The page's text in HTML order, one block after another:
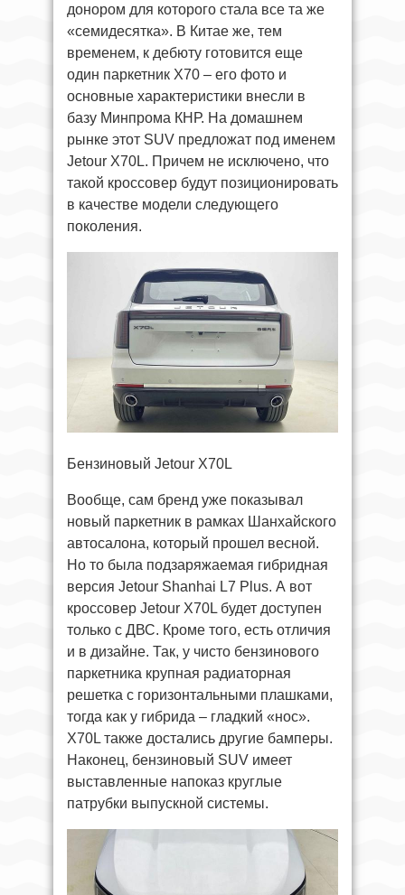
донором для которого стала все та же
«семидесятка». В Китае же, тем
временем, к дебюту готовится еще
один паркетник X70 – его фото и
основные характеристики внесли в
базу Минпрома КНР. На домашнем
рынке этот SUV предложат под именем
Jetour X70L. Причем не исключено, что
такой кроссовер будут позиционировать
в качестве модели следующего
поколения.
Бензиновый Jetour X70L
Вообще, сам бренд уже показывал
новый паркетник в рамках Шанхайского
автосалона, который прошел весной.
Но то была подзаряжаемая гибридная
версия Jetour Shanhai L7 Plus. А вот
кроссовер Jetour X70L будет доступен
только с ДВС. Кроме того, есть отличия
и в дизайне. Так, у чисто бензинового
паркетника крупная радиаторная
решетка с горизонтальными плашками,
тогда как у гибрида – гладкий «нос».
X70L также достались другие бамперы.
Наконец, бензиновый SUV имеет
выставленные напоказ круглые
патрубки выпускной системы.